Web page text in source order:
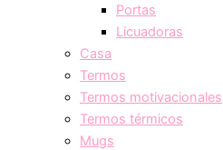
Portas
Licuadoras
Casa
Termos
Termos motivacionales
Termos térmicos
Mugs